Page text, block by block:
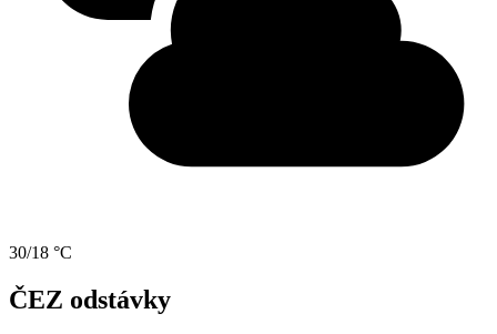
30/18 °C
ČEZ odstávky